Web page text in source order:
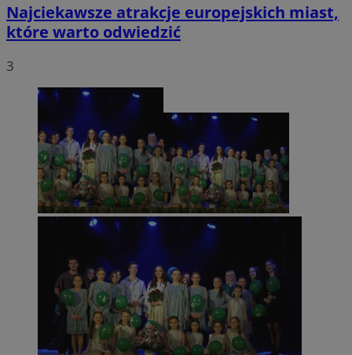
Najciekawsze atrakcje europejskich miast,
które warto odwiedzić
3